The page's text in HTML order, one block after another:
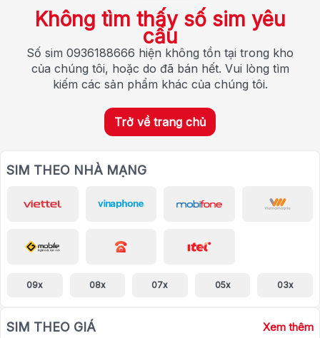
Không tìm thấy số sim yêu
cầu
Số sim 0936188666 hiện không tồn tại trong kho
của chúng tôi, hoặc do đã bán hết. Vui lòng tìm
kiếm các sản phẩm khác của chúng tôi.
Trở về trang chủ
SIM THEO NHÀ MẠNG
09x 08x 07x 05x 03x
SIM THEO GIÁ Xem thêm